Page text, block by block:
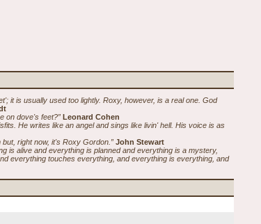
it is usually used too lightly. Roxy, however, is a real one. God
on dove's feet?” Leonard Cohen
He writes like an angel and sings like livin' hell. His voice is as
right now, it's Roxy Gordon.” John Stewart
is alive and everything is planned and everything is a mystery,
everything touches everything, and everything is everything, and